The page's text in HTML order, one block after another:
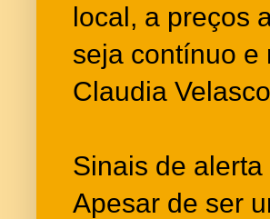
local, a preços
seja contínuo e
Claudia
Sinais de
Apesar de ser